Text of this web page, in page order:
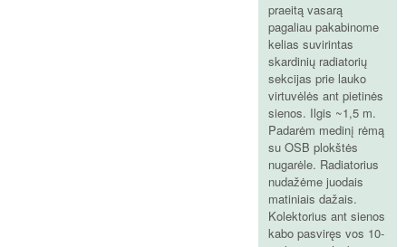
praeitą vasarą
pagaliau pakabinome
kelias suvirintas
skardinių radiatorių
sekcijas prie lauko
virtuvėlės ant pietinės
sienos. Ilgis ~1,5 m.
Padarėm medinį rėmą
su OSB plokštės
nugarėle. Radiatorius
nudažėme juodais
matiniais dažais.
Kolektorius ant sienos
kabo pasviręs vos 10-